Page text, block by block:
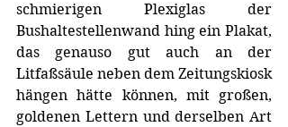
schmierigen Plexiglas der
Bushaltestellenwand hing ein Plakat,
das genauso gut auch an der
Litfaßsäule neben dem Zeitungskiosk
hängen hätte können, mit großen,
goldenen Lettern und derselben Art